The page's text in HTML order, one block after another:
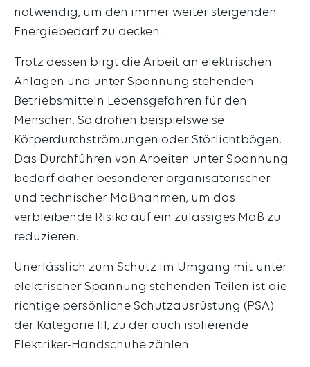
notwendig, um den immer weiter steigenden
Energiebedarf zu decken.
Trotz dessen birgt die Arbeit an elektrischen
Anlagen und unter Spannung stehenden
Betriebsmitteln Lebensgefahren für den
Menschen. So drohen beispielsweise
Körperdurchströmungen oder Störlichtbögen.
Das Durchführen von Arbeiten unter Spannung
bedarf daher besonderer organisatorischer
und technischer Maßnahmen, um das
verbleibende Risiko auf ein zulässiges Maß zu
reduzieren.
Unerlässlich zum Schutz im Umgang mit unter
elektrischer Spannung stehenden Teilen ist die
richtige persönliche Schutzausrüstung (PSA)
der Kategorie III, zu der auch isolierende
Elektriker-Handschuhe zählen.